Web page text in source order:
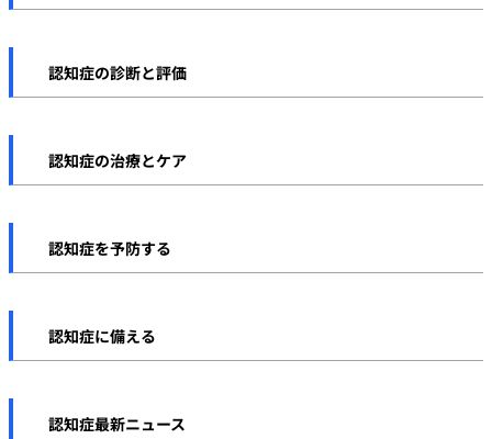
認知症の症状
認知症の原因
レビー小体型認知症
前頭側頭型認知症
若年性認知症
認知症の診断と評価
長谷川式
MMSE
自己チェック
認知症の治療とケア
認知症のケアと介護
認知症の法制度・サービス
認知症を予防する
運動
食事
認知症に備える
認知症最新ニュース